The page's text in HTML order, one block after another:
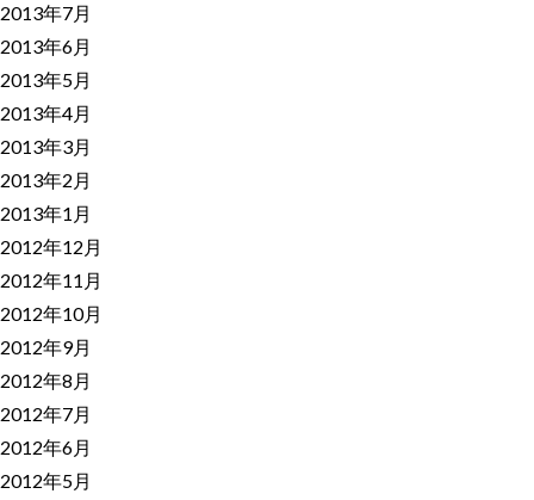
2013年7月
2013年6月
2013年5月
2013年4月
2013年3月
2013年2月
2013年1月
2012年12月
2012年11月
2012年10月
2012年9月
2012年8月
2012年7月
2012年6月
2012年5月